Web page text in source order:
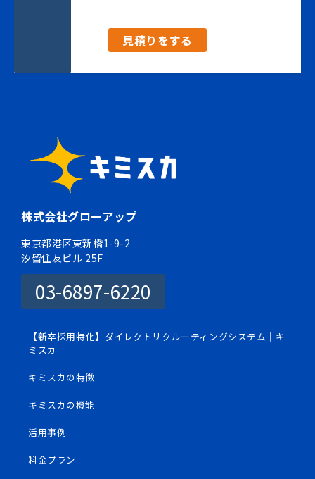
見積りをする
株式会社グローアップ
東京都港区東新橋1-9-2
汐留住友ビル 25F
03-6897-6220
【新卒採用特化】ダイレクトリクルーティングシステム｜キ
ミスカ
キミスカの特徴
キミスカの機能
活用事例
料金プラン